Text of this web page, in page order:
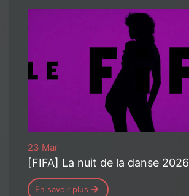
23 Mar
[FIFA] La nuit de la danse 2026
En savoir plus